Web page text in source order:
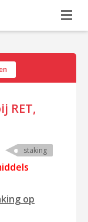
RET,
staking
op